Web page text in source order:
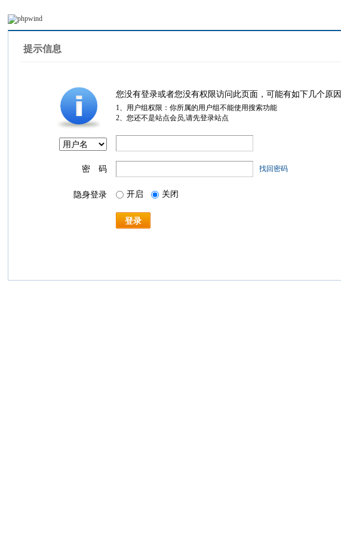
提示信息
您没有登录或者您没有权限访问此页面，可能有如下几个原因
1、用户组权限：你所属的用户组不能使用搜索功能
2、您还不是站点会员,请先登录站点
密 码 找回密码
隐身登录 开启 关闭
登录